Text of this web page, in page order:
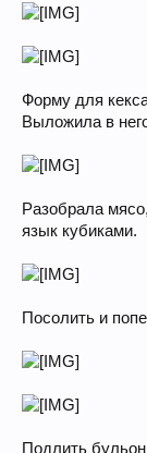
Форму для
Выложила в
Разобрала
язык кубиками.
Посолить и
Подлить